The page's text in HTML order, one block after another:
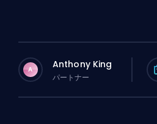
A Anthony King
パートナー